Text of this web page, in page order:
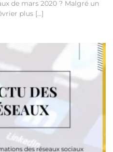
de mars 2020 ? Malgré un
plus [...]